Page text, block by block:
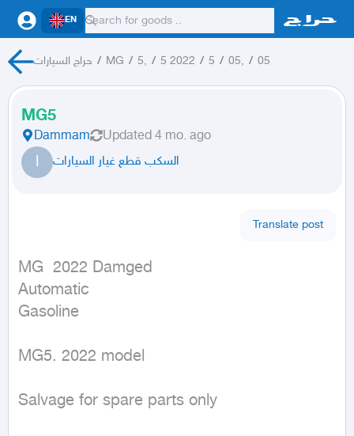
EN
حراج السيارات / MG / 5, / 5 2022 / 5 / 05, / 05
MG5
Dammam Updated 4 mo. ago
ا السكب قطع غيار السيارات
Translate post
MG  2022 Damged
Automatic
Gasoline
MG5. 2022 model
Salvage for spare parts only